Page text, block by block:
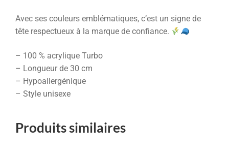
Avec ses couleurs emblématiques, c’est un signe de
tête respectueux à la marque de confiance.
– 100 % acrylique Turbo
– Longueur de 30 cm
– Hypoallergénique
– Style unisexe
Produits similaires